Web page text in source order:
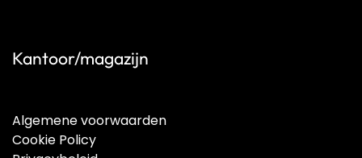
Kantoor/magazijn
Algemene voorwaarden
Cookie Policy